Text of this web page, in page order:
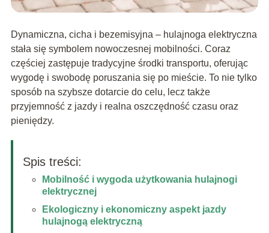
Dynamiczna, cicha i bezemisyjna – hulajnoga elektryczna
stała się symbolem nowoczesnej mobilności. Coraz
częściej zastępuje tradycyjne środki transportu, oferując
wygodę i swobodę poruszania się po mieście. To nie tylko
sposób na szybsze dotarcie do celu, lecz także
przyjemność z jazdy i realna oszczędność czasu oraz
pieniędzy.
Spis treści:
Mobilność i wygoda użytkowania hulajnogi
elektrycznej
Ekologiczny i ekonomiczny aspekt jazdy
hulajnogą elektryczną